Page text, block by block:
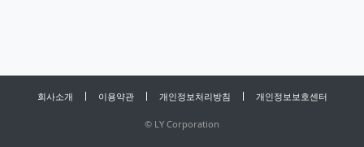
회사소개 이용약관 개인정보처리방침 개인정보보호센터
© LY Corporation